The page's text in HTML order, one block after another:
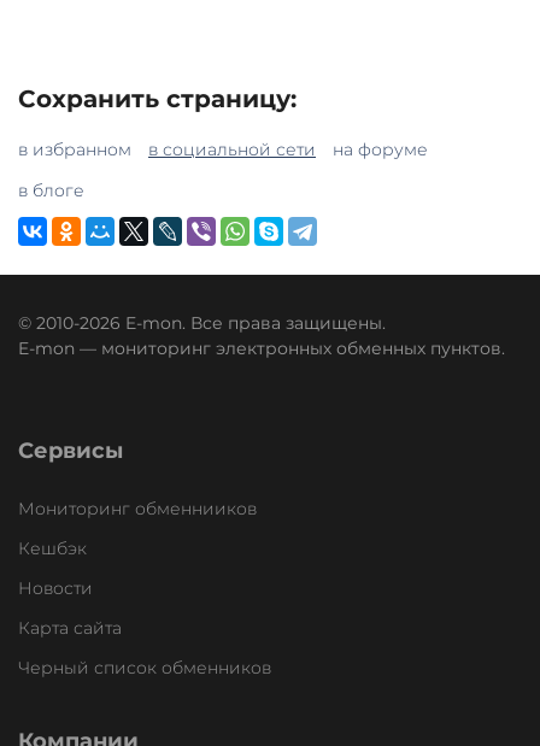
Сохранить страницу:
в избранном в социальной сети
на форуме
в блоге
© 2010-2026 E-mon. Все права защищены.
E-mon — мониторинг электронных обменных пунктов.
Сервисы
Мониторинг обменнииков
Кешбэк
Новости
Карта сайта
Черный список обменников